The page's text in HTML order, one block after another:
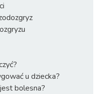
u dziecka?
bolesna?